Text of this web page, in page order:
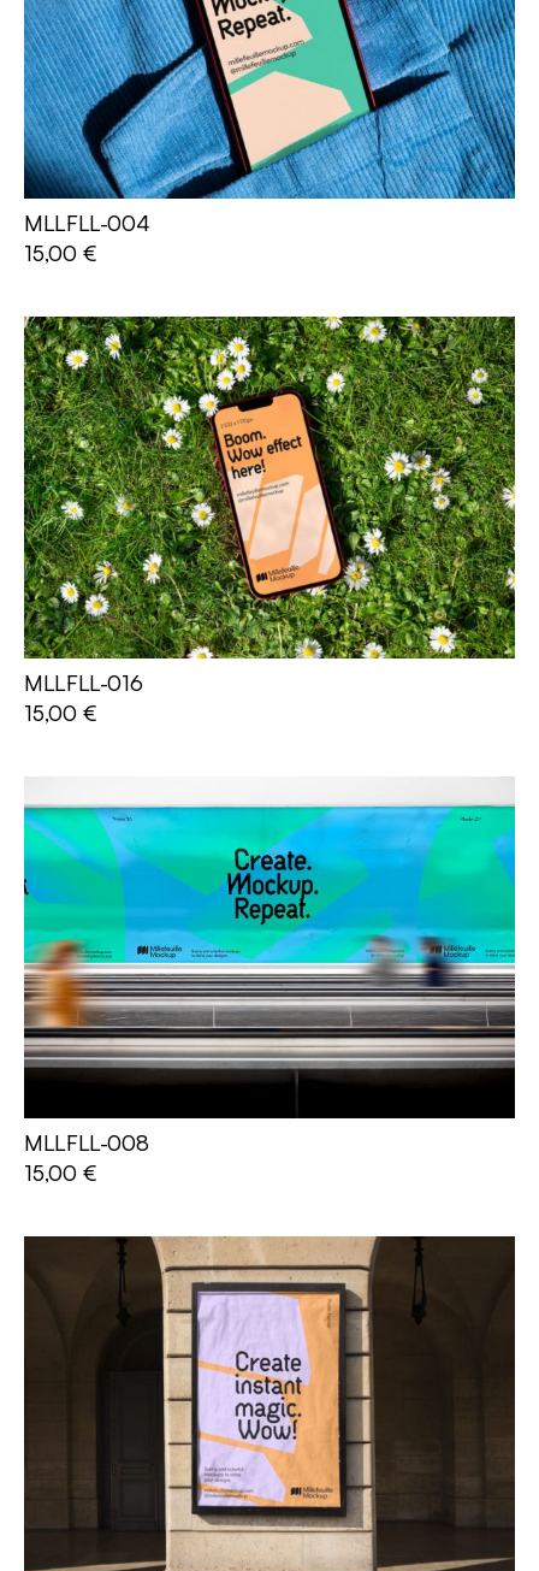
AJOUTER AU PANIER
MLLFLL-004
15,00 €
AJOUTER AU PANIER
MLLFLL-016
15,00 €
AJOUTER AU PANIER
MLLFLL-008
15,00 €